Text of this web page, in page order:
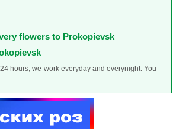
flowers to Prokopievsk
hours, we work everyday and everynight. You